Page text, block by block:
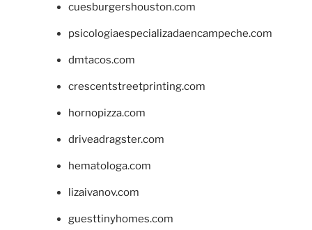
cuesburgershouston.com
psicologiaespecializadaencampeche.com
dmtacos.com
crescentstreetprinting.com
hornopizza.com
driveadragster.com
hematologa.com
lizaivanov.com
guesttinyhomes.com